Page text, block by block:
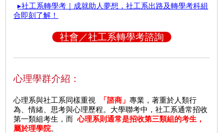
▸社工系轉學考｜成就助人夢想，社工系出路及轉學考科組
合即刻了解！
社會／社工系轉學考諮詢
心理學群介紹：
心理系與社工系同樣重視 「諮商」專業，著重於人類行
為、情緒、思考與心理歷程。大學聯考中，社工系通常招收
第一類組考生，而 心理系則通常是招收第三類組的考生，
屬於理學院。